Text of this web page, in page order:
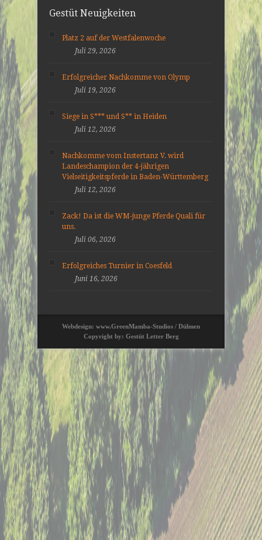
Gestüt Neuigkeiten
Platz 2 auf der Westfalenwoche
Juli 29, 2026
Erfolgreicher Nachkomme von Olymp
Juli 19, 2026
Siege in S*** und S** in Heiden
Juli 12, 2026
Nachkomme vom Instertanz V. wird
Landeschampion der 4-jährigen
Vielseitigkeitspferde in Baden-Württemberg
Juli 12, 2026
Zack! Da ist die WM-junge Pferde Quali für
uns.
Juli 06, 2026
Erfolgreiches Turnier in Coesfeld
Juni 16, 2026
Webdesign: www.GreenMamba-Studios / Dülmen
Copyright by: Gestüt Letter Berg